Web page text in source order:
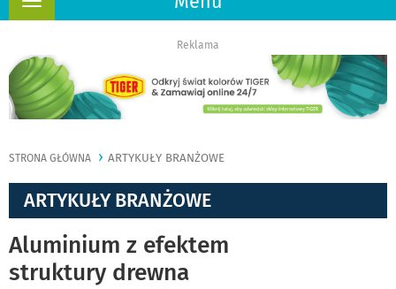
Reklama
STRONA GŁÓWNA ARTYKUŁY BRANŻOWE
ARTYKUŁY BRANŻOWE
Aluminium z efektem
struktury drewna